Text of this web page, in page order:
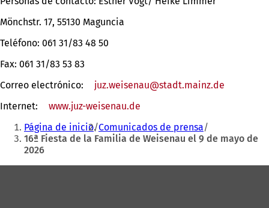
Mönchstr. 17, 55130 Maguncia
Teléfono: 061 31/83 48 50
Fax: 061 31/83 53 83
Correo electrónico:
juz.weisenau stadt.mainz de
Internet:
www.juz-weisenau.de
en
una
pestaña)
Estás
aquí:
Página de inicio Comunicados de prensa
16ª Fiesta de la Familia de Weisenau el 9 de mayo de
2026